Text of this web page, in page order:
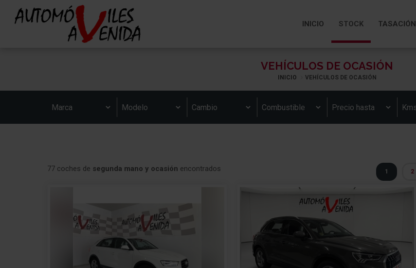
INICIO STOCK TASACIÓN
VEHÍCULOS DE OCASIÓN
INICIO VEHÍCULOS DE OCASIÓN
77 coches de segunda mano y ocasión encontrados 1 2